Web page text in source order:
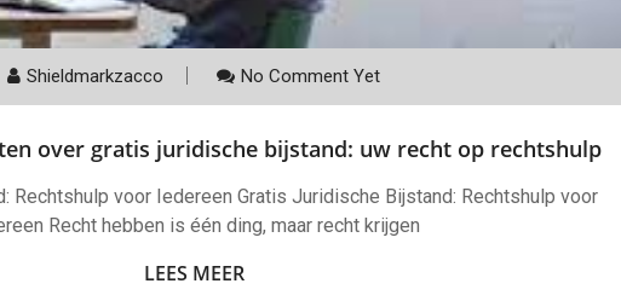
Shieldmarkzacco No Comment Yet
over gratis juridische bijstand: uw recht op rechtshulp
Rechtshulp voor Iedereen Gratis Juridische Bijstand: Rechtshulp voor
Recht hebben is één ding, maar recht krijgen
LEES MEER